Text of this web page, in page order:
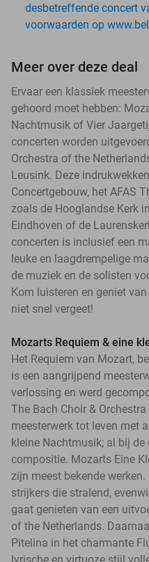
desbetreffende concert
voorwaarden op
Meer over deze deal
Ervaar een klassiek
gehoord moet hebben:
Nachtmusik of Vier
concerten worden
Orchestra of the
Leusink. Deze
Concertgebouw, het AFAS
zoals de Hooglandse Kerk
Eindhoven of de
concerten is inclusief een
leuke en laagdrempelige
de muziek en de solisten
Kom luisteren en geniet
niet snel vergeet!
Mozarts Requiem & eine
Het Requiem van Mozart,
is een aangrijpend
verlossing en werd
The Bach Choir &
meesterwerk tot leven met
kleine Nachtmusik; al bij de
compositie. Mozarts Eine
zijn meest bekende
strijkers die stralend,
gaat genieten van een
of the Netherlands.
Pitelina in het charmante